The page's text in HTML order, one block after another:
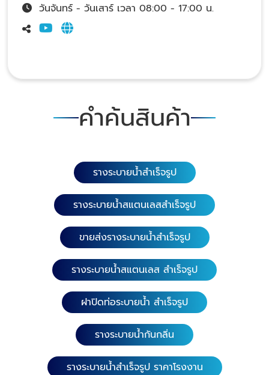
วันจันทร์ - วันเสาร์ เวลา 08:00 - 17:00 น.
คำค้นสินค้า
รางระบายน้ำสำเร็จรูป
รางระบายน้ำสแตนเลสสำเร็จรูป
ขายส่งรางระบายน้ำสำเร็จรูป
รางระบายน้ำสแตนเลส สำเร็จรูป
ฝาปิดท่อระบายน้ำ สำเร็จรูป
รางระบายน้ำกันกลิ่น
รางระบายน้ำสำเร็จรูป ราคาโรงงาน